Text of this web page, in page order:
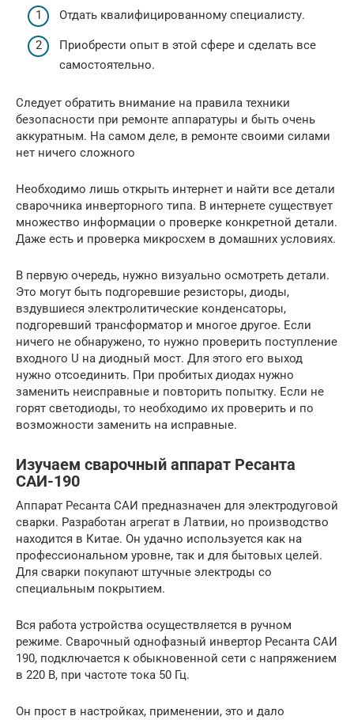
Отдать квалифицированному специалисту.
Приобрести опыт в этой сфере и сделать все
самостоятельно.
Следует обратить внимание на правила техники
безопасности при ремонте аппаратуры и быть очень
аккуратным. На самом деле, в ремонте своими силами
нет ничего сложного
Необходимо лишь открыть интернет и найти все детали
сварочника инверторного типа. В интернете существует
множество информации о проверке конкретной детали.
Даже есть и проверка микросхем в домашних условиях.
В первую очередь, нужно визуально осмотреть детали.
Это могут быть подгоревшие резисторы, диоды,
вздувшиеся электролитические конденсаторы,
подгоревший трансформатор и многое другое. Если
ничего не обнаружено, то нужно проверить поступление
входного U на диодный мост. Для этого его выход
нужно отсоединить. При пробитых диодах нужно
заменить неисправные и повторить попытку. Если не
горят светодиоды, то необходимо их проверить и по
возможности заменить на исправные.
Изучаем сварочный аппарат Ресанта
САИ-190
Аппарат Ресанта САИ предназначен для электродуговой
сварки. Разработан агрегат в Латвии, но производство
находится в Китае. Он удачно используется как на
профессиональном уровне, так и для бытовых целей.
Для сварки покупают штучные электроды со
специальным покрытием.
Вся работа устройства осуществляется в ручном
режиме. Сварочный однофазный инвертор Ресанта САИ
190, подключается к обыкновенной сети с напряжением
в 220 В, при частоте тока 50 Гц.
Он прост в настройках, применении, это и дало